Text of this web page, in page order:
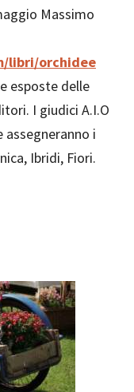
Massimo
libri/orchidee
esposte delle
I giudici A.I.O
i
Ibridi, Fiori.